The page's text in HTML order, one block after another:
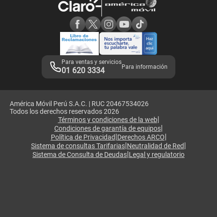
Adquirientes iPhone 6, 6S y SE
Mensaje de Seguridad
Términos y Condiciones de Tienda Claro
Libro de Reclamaciones
Legales de marketplace
Para ventas y servicios
01 620 3334 Para información
América Móvil Perú S.A.C. | RUC 20467534026
Todos los derechos reservados 2026
Términos y condiciones de la web|
Condiciones de garantía de equipos|
Política de Privacidad|Derechos ARCO|
Sistema de consultas Tarifarias|Neutralidad de Red|
Sistema de Consulta de Deudas|Legal y regulatorio